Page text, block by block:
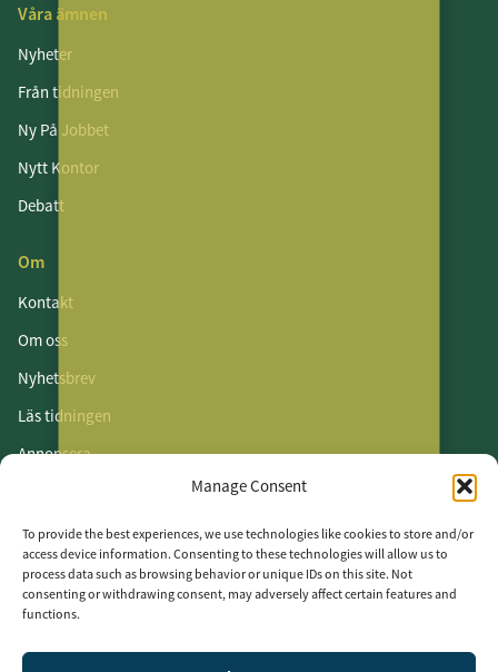
Manage Consent
To provide the best experiences, we use technologies like cookies to store and/or
access device information. Consenting to these technologies will allow us to
process data such as browsing behavior or unique IDs on this site. Not
consenting or withdrawing consent, may adversely affect certain features and
functions.
Våra ämnen
Nyheter
Från tidningen
Ny På Jobbet
Nytt Kontor
Debatt
Om
Kontakt
Om oss
Nyhetsbrev
Läs tidningen
Annonsera
Vår integritetspolicy
Följ oss
LinkedIn
Facebook